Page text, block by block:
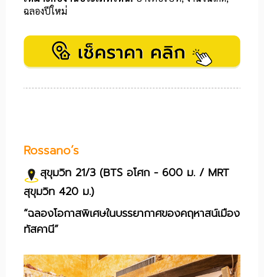
ฉลองปีใหม่
Rossano’s
สุขุมวิท 21/3 (BTS อโศก - 600 ม. / MRT
สุขุมวิท 420 ม.)
“ฉลองโอกาสพิเศษในบรรยากาศของคฤหาสน์เมือง
ทัสคานี”